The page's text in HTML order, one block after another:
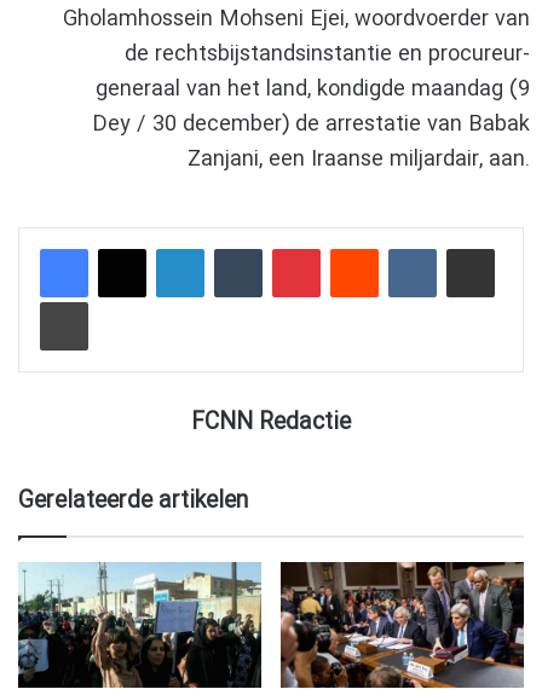
Gholamhossein Mohseni Ejei, woordvoerder van
de rechtsbijstandsinstantie en procureur-
generaal van het land, kondigde maandag (9
Dey / 30 december) de arrestatie van Babak
Zanjani, een Iraanse miljardair, aan.
FCNN Redactie
Gerelateerde artikelen